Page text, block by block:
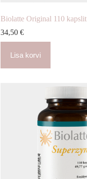
Biolatte Original 110 kapslit
34,50€
Lisa korvi